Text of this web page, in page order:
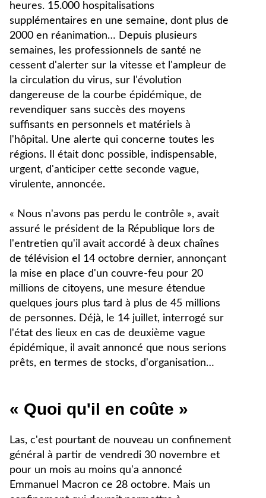
heures. 15.000 hospitalisations
supplémentaires en une semaine, dont plus de
2000 en réanimation… Depuis plusieurs
semaines, les professionnels de santé ne
cessent d'alerter sur la vitesse et l'ampleur de
la circulation du virus, sur l'évolution
dangereuse de la courbe épidémique, de
revendiquer sans succès des moyens
suffisants en personnels et matériels à
l'hôpital. Une alerte qui concerne toutes les
régions. Il était donc possible, indispensable,
urgent, d'anticiper cette seconde vague,
virulente, annoncée.
« Nous n'avons pas perdu le contrôle », avait
assuré le président de la République lors de
l'entretien qu'il avait accordé à deux chaînes
de télévision el 14 octobre dernier, annonçant
la mise en place d'un couvre-feu pour 20
millions de citoyens, une mesure étendue
quelques jours plus tard à plus de 45 millions
de personnes. Déjà, le 14 juillet, interrogé sur
l'état des lieux en cas de deuxième vague
épidémique, il avait annoncé que nous serions
prêts, en termes de stocks, d'organisation…
« Quoi qu'il en coûte »
Las, c'est pourtant de nouveau un confinement
général à partir de vendredi 30 novembre et
pour un mois au moins qu'a annoncé
Emmanuel Macron ce 28 octobre. Mais un